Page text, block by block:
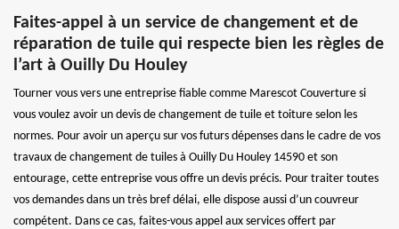
Faites-appel à un service de changement et de
réparation de tuile qui respecte bien les règles de
l’art à Ouilly Du Houley
Tourner vous vers une entreprise fiable comme Marescot Couverture si
vous voulez avoir un devis de changement de tuile et toiture selon les
normes. Pour avoir un aperçu sur vos futurs dépenses dans le cadre de vos
travaux de changement de tuiles à Ouilly Du Houley 14590 et son
entourage, cette entreprise vous offre un devis précis. Pour traiter toutes
vos demandes dans un très bref délai, elle dispose aussi d’un couvreur
compétent. Dans ce cas, faites-vous appel aux services offert par